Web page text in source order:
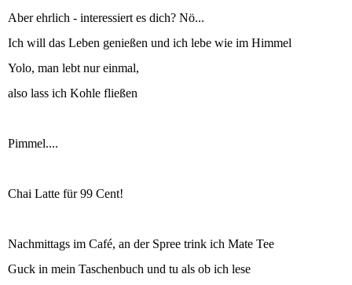
Aber ehrlich - interessiert es dich? Nö...
Ich will das Leben genießen und ich lebe wie im Himmel
Yolo, man lebt nur einmal,
also lass ich Kohle fließen
Pimmel....
Chai Latte für 99 Cent!
Nachmittags im Café, an der Spree trink ich Mate Tee
Guck in mein Taschenbuch und tu als ob ich lese